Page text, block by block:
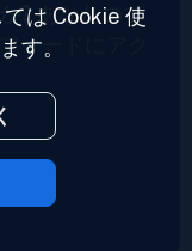
?あなたのプ
ィードにアク
は Cookie 使
す。